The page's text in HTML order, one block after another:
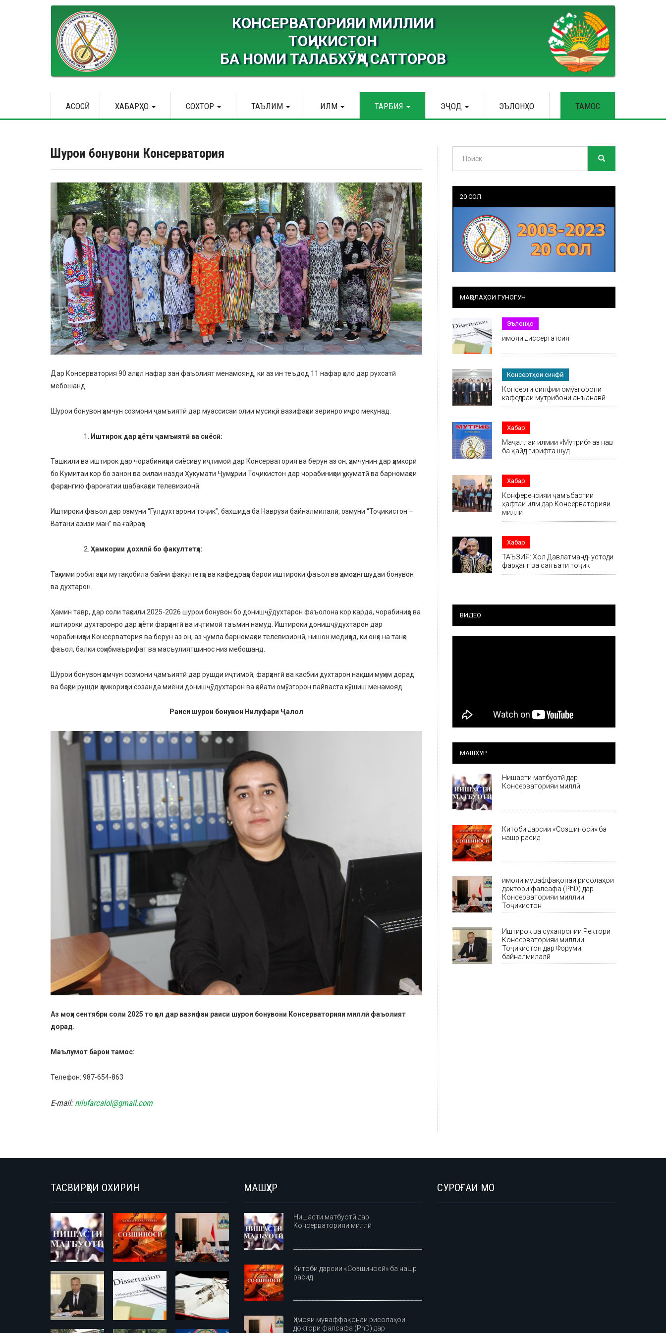
КОНСЕРВАТОРИЯИ МИЛЛИИ
ТОҶИКИСТОН
БА НОМИ ТАЛАБХӮҶА САТТОРОВ
navigation
АСОСӢ ХАБАРҲО СОХТОР ТАЪЛИМ ИЛМ ТАРБИЯ ЭҶОД ЭЪЛОНҲО ТАМОС
Шурои бонувони Консерватория
Дар Консерватория 90 алҳол нафар зан фаъолият менамоянд, ки аз ин теъдод 11 нафар ҳоло дар рухсатӣ
мебошанд.
Шурои бонувон ҳамчун созмони ҷамъиятӣ дар муассисаи олии мусиқӣ вазифаҳои зеринро иҷро мекунад:
Иштирок дар ҳаёти ҷамъиятӣ ва сиёсӣ:
Ташкили ва иштирок дар чорабиниҳои сиёсиву иҷтимоӣ дар Консерватория ва берун аз он, ҳамчунин дар ҳамкорӣ
бо Кумитаи кор бо занон ва оилаи назди Ҳукумати Ҷумҳурии Тоҷикистон дар чорабиниҳои ҳукуматӣ ва барномаҳои
фарҳангию фароғатии шабакаҳои телевизионӣ.
Иштироки фаъол дар озмуни “Гулдухтарони тоҷик”, бахшида ба Наврӯзи байналмилалӣ, озмуни “Тоҷикистон –
Ватани азизи ман” ва ғайраҳо.
Ҳамкории дохилӣ бо факултетҳо:
Таҳкими робитаҳои мутақобила байни факултетҳо ва кафедраҳо барои иштироки фаъол ва ҳамоҳангшудаи бонувон
ва духтарон.
Ҳамин тавр, дар соли таҳсили 2025-2026 шурои бонувон бо донишҷӯдухтарон фаъолона кор карда, чорабиниҳо ва
иштироки духтаронро дар ҳаёти фарҳангӣ ва иҷтимоӣ таъмин намуд. Иштироки донишҷӯдухтарон дар
чорабиниҳои Консерватория ва берун аз он, аз ҷумла барномаҳои телевизионӣ, нишон медиҳад, ки онҳо на танҳо
фаъол, балки соҳибмаърифат ва масъулиятшинос низ мебошанд.
Шурои бонувон ҳамчун созмони ҷамъиятӣ дар рушди иҷтимоӣ, фарҳангӣ ва касбии духтарон нақши муҳим дорад
ва баҳри рушди ҳамкориҳои созанда миёни донишҷӯдухтарон ва ҳайати омӯзгорон пайваста кӯшиш менамояд.
Раиси шурои бонувон Нилуфари Ҷалол
Аз моҳи сентябри соли 2025 то ҳол дар вазифаи раиси шурои бонувони Консерваторияи миллӣ фаъолият
дорад.
Маълумот барои тамос:
Телефон: 987-654-863
E-mail: nilufarcalol@gmail.com
Search ПОИСК
20 СОЛ
МАҚОЛАҲОИ ГУНОГУН
Эълонҳо
Ҳимояи диссертатсия
Консертҳои синфӣ
Консерти синфии омӯзгорони
кафедраи мутрибони анъанавӣ
Хабар
Маҷаллаи илмии «Мутриб» аз нав
ба қайд гирифта шуд
Хабар
Конференсияи ҷамъбастии
ҳафтаи илм дар Консерваторияи
миллӣ
Хабар
ТАЪЗИЯ: Хол Давлатманд- устоди
фарҳанг ва санъати тоҷик
ВИДЕО
МАШҲУР
Нишасти матбуотӣ дар
Консерваторияи миллӣ
Китоби дарсии «Созшиносӣ» ба
нашр расид
Ҳимояи муваффақонаи рисолаҳои
доктори фалсафа (PhD) дар
Консерваторияи миллии
Тоҷикистон
Иштирок ва суханронии Ректори
Консерваторияи миллии
Тоҷикистон дар Форуми
байналмилалӣ
ТАСВИРҲОИ ОХИРИН МАШҲУР
Нишасти матбуотӣ дар
Консерваторияи миллӣ
Китоби дарсии «Созшиносӣ» ба нашр
расид
Ҳимояи муваффақонаи рисолаҳои
доктори фалсафа (PhD) дар
СУРОҒАИ МО